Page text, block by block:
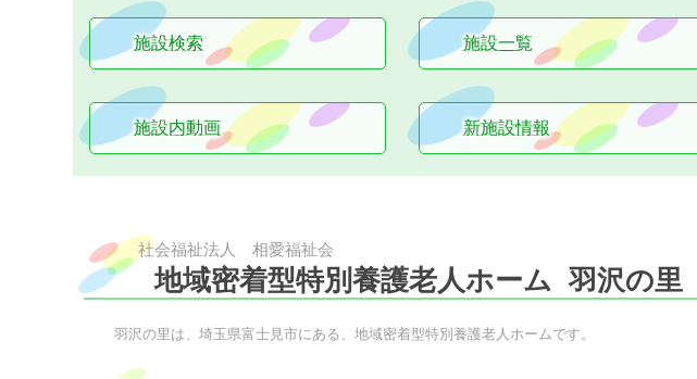
施設検索 施設一覧
施設内動画 新施設情報
社会福祉法人 相愛福祉会
地域密着型特別養護老人ホーム 羽沢の里
羽沢の里は、埼玉県富士見市にある、地域密着型特別養護老人ホームです。